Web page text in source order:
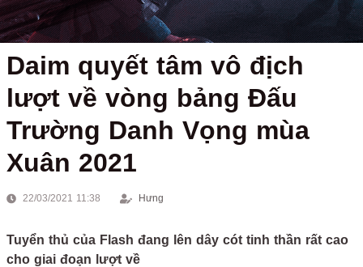
Daim quyết tâm vô địch
lượt về vòng bảng Đấu
Trường Danh Vọng mùa
Xuân 2021
22/03/2021 11:38 Hưng
Tuyển thủ của Flash đang lên dây cót tinh thần rất cao
cho giai đoạn lượt về